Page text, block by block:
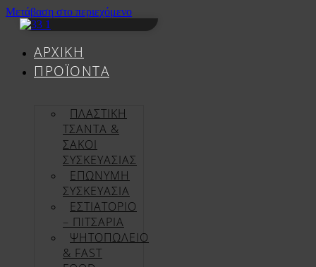
Μετάβαση στο περιεχόμενο
ΑΡΧΙΚΉ
ΠΡΟΪΌΝΤΑ
ΠΛΑΣΤΙΚΗ
ΤΣΑΝΤΑ &
ΣΑΚΟΙ
ΣΥΣΚΕΥΑΣΙΑΣ
ΕΠΏΝΥΜΗ
ΣΥΣΚΕΥΑΣΊΑ
ΕΣΤΙΑΤΟΡΙΟ
– ΠΙΤΣΑΡΙΑ
ΨΗΤΟΠΩΛΕΙΟ
& FAST